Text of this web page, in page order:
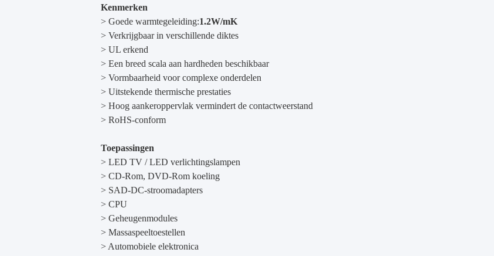
Kenmerken
> Goede warmtegeleiding:1.2W/mK
> Verkrijgbaar in verschillende diktes
> UL erkend
> Een breed scala aan hardheden beschikbaar
> Vormbaarheid voor complexe onderdelen
> Uitstekende thermische prestaties
> Hoog aankeroppervlak vermindert de contactweerstand
> RoHS-conform
Toepassingen
> LED TV / LED verlichtingslampen
> CD-Rom, DVD-Rom koeling
> SAD-DC-stroomadapters
> CPU
> Geheugenmodules
> Massaspeeltoestellen
> Automobiele elektronica